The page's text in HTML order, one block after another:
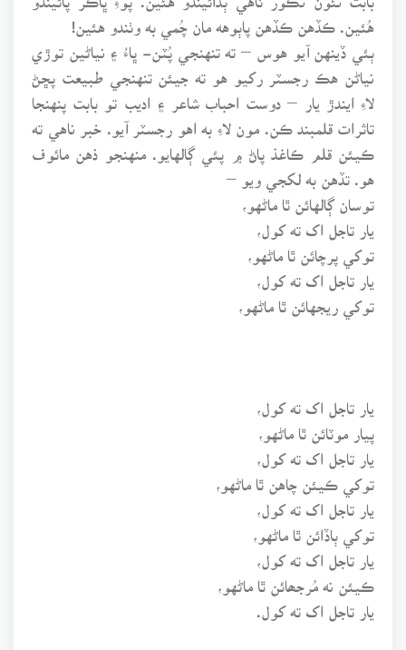
هُئين. ڪڏهن ڪڏهن پاٻوهه مان چُمي به وٺندو هئين!
ٻئي ڏينهن آيو هوس – ته تنهنجي پُٽن- ڀاءُ ۽ نياڻين توڙي
نياڻن هڪ رجسٽر رکيو هو ته جيئن تنهنجي طبيعت پڇڻ
لاءِ ايندڙ يار – دوست احباب شاعر ۽ اديب تو بابت پنهنجا
تاثرات قلمبند ڪن. مون لاءِ به اهو رجسٽر آيو. خبر ناهي ته
ڪيئن قلم ڪاغذ پاڻ ۾ پئي ڳالهايو. منهنجو ذهن مائوف
هو. تڏهن به لکجي ويو –
توسان ڳالهائن ٿا ماڻهو،
يار تاجل اک ته کول،
توکي پرچائن ٿا ماڻهو،
يار تاجل اک ته کول،
توکي ريجهائن ٿا ماڻهو،
يار تاجل اک ته کول،
پيار موٽائن ٿا ماڻهو،
يار تاجل اک ته کول،
توکي ڪيئن چاهن ٿا ماڻهو،
يار تاجل اک ته کول،
توکي ٻاڏائن ٿا ماڻهو،
يار تاجل اک ته کول،
ڪيئن نه مُرجھائن ٿا ماڻهو،
يار تاجل اک ته کول.